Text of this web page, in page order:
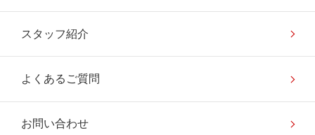
スタッフ紹介
よくあるご質問
お問い合わせ